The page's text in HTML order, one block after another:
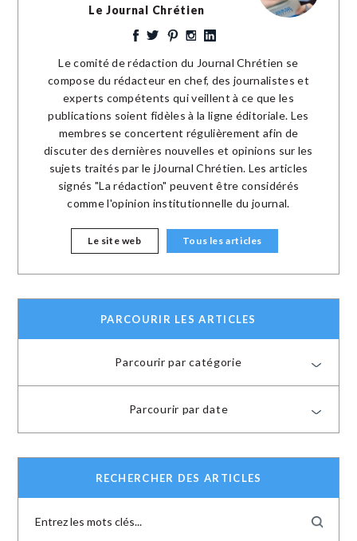
Le Journal Chrétien
Le comité de rédaction du Journal Chrétien se
compose du rédacteur en chef, des journalistes et
experts compétents qui veillent à ce que les
publications soient fidèles à la ligne éditoriale. Les
membres se concertent régulièrement afin de
discuter des dernières nouvelles et opinions sur les
sujets traités par le jJournal Chrétien. Les articles
signés "La rédaction" peuvent être considérés
comme l'opinion institutionnelle du journal.
Le site web Tous les articles
PARCOURIR LES ARTICLES
Parcourir par catégorie
Parcourir par date
RECHERCHER DES ARTICLES